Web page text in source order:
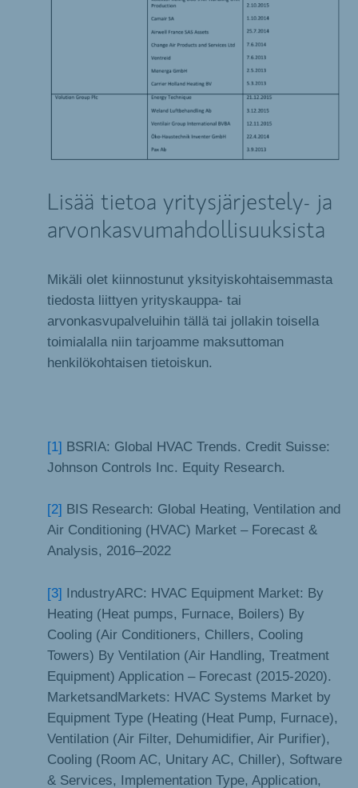
Lisää tietoa yritysjärjestely- ja
arvonkasvumahdollisuuksista
Mikäli olet kiinnostunut yksityiskohtaisemmasta
tiedosta liittyen yrityskauppa- tai
arvonkasvupalveluihin tällä tai jollakin toisella
toimialalla niin tarjoamme maksuttoman
henkilökohtaisen tietoiskun.
[1] BSRIA: Global HVAC Trends. Credit Suisse:
Johnson Controls Inc. Equity Research.
[2] BIS Research: Global Heating, Ventilation and
Air Conditioning (HVAC) Market – Forecast &
Analysis, 2016–2022
[3] IndustryARC: HVAC Equipment Market: By
Heating (Heat pumps, Furnace, Boilers) By
Cooling (Air Conditioners, Chillers, Cooling
Towers) By Ventilation (Air Handling, Treatment
Equipment) Application – Forecast (2015-2020).
MarketsandMarkets: HVAC Systems Market by
Equipment Type (Heating (Heat Pump, Furnace),
Ventilation (Air Filter, Dehumidifier, Air Purifier),
Cooling (Room AC, Unitary AC, Chiller), Software
& Services, Implementation Type, Application,